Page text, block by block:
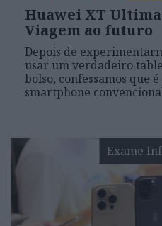
Huawei XT
Viagem ao futuro
Depois de
usar um verdadeiro
bolso, confessamos que
smartphone
Exame